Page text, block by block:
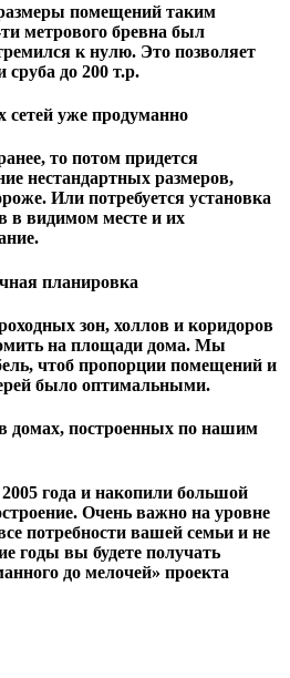
помещений таким
метрового бревна был
к нулю. Это позволяет
сруба до 200 т.р.
уже продуманно
то потом придется
нестандартных размеров,
Или потребуется установка
в видимом месте и их
планировка
зон, холлов и коридоров
на площади дома. Мы
чтоб пропорции помещений и
было оптимальными.
домах, построенных по нашим
года и накопили большой
Очень важно на уровне
потребности вашей семьи и не
годы вы будете получать
до мелочей» проекта